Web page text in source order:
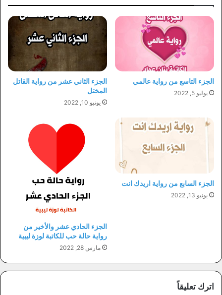
الجزء التاسع من رواية عالمي
يوليو 5, 2022
الجزء الثاني عشر من رواية القاتل
المختل
يونيو 10, 2022
الجزء السابع من رواية اريدك انت
يونيو 13, 2022
الجزء الحادي عشر والأخير من
رواية حالة حب للكاتبة لوزة ليبية
مارس 28, 2022
اترك تعليقاً